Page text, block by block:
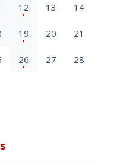
12 13 14
19 20 21
26 27 28